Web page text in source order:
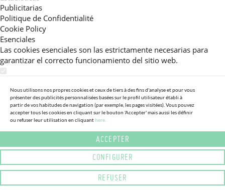
Publicitarias
Politique de Confidentialité
Cookie Policy
Esenciales
Las cookies esenciales son las estrictamente necesarias para
garantizar el correcto funcionamiento del sitio web.
Estas cookies nos permiten ofrecerle una experiencia en el sitio
adaptada a su navegación (recomendaciones de producto
personalizadas, énfasis en categorías frecuentemente
consultadas, etc).Al activar esta cookie, nos ayuda a mejorar aún
más su experiencia.
Publicitarias
Estas cookies permiten a nuestros socios publicitarios enviarle
mensajes específicos y personalizados.
Nous utilisons nos propres cookies et ceux de tiers à des fins d'analyse et pour vous
présenter des publicités personnalisées basées sur le profil utilisateur établi à
partir de vos habitudes de navigation (par exemple, les pages visitées). Vous pouvez
accepter tous les cookies en cliquant sur le bouton 'Accepter' mais aussi les définir
ou refuser leur utilisation en cliquanthere.
ACCEPTER
CONFIGURER
REFUSER